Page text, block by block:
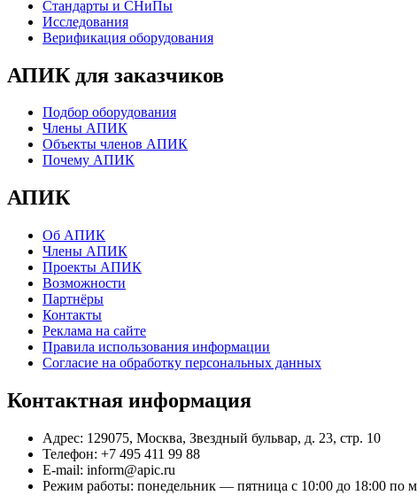
Стандарты и СНиПы
Исследования
Верификация оборудования
АПИК для заказчиков
Подбор оборудования
Члены АПИК
Объекты членов АПИК
Почему АПИК
АПИК
Об АПИК
Члены АПИК
Проекты АПИК
Возможности
Партнёры
Контакты
Реклама на сайте
Правила использования информации
Согласие на обработку персональных данных
Контактная информация
Адрес: 129075, Москва, Звездный бульвар, д. 23, стр. 10
Телефон: +7 495 411 99 88
E-mail: inform@apic.ru
Режим работы: понедельник — пятница с 10:00 до 18:00 по